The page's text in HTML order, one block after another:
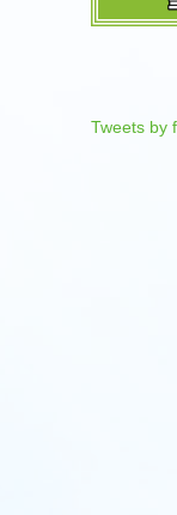
Tweets by